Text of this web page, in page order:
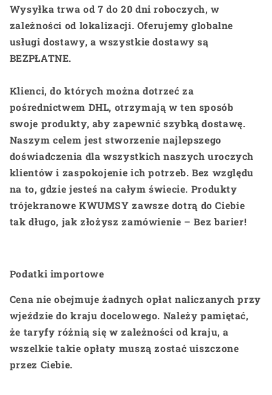
Wysyłka trwa od 7 do 20 dni roboczych, w
zależności od lokalizacji. Oferujemy globalne
usługi dostawy, a wszystkie dostawy są
BEZPŁATNE.
Klienci, do których można dotrzeć za
pośrednictwem DHL, otrzymają w ten sposób
swoje produkty, aby zapewnić szybką dostawę.
Naszym celem jest stworzenie najlepszego
doświadczenia dla wszystkich naszych uroczych
klientów i zaspokojenie ich potrzeb. Bez względu
na to, gdzie jesteś na całym świecie. Produkty
trójekranowe KWUMSY zawsze dotrą do Ciebie
tak długo, jak złożysz zamówienie – Bez barier!
Podatki importowe
Cena nie obejmuje żadnych opłat naliczanych przy
wjeździe do kraju docelowego. Należy pamiętać,
że taryfy różnią się w zależności od kraju, a
wszelkie takie opłaty muszą zostać uiszczone
przez Ciebie.